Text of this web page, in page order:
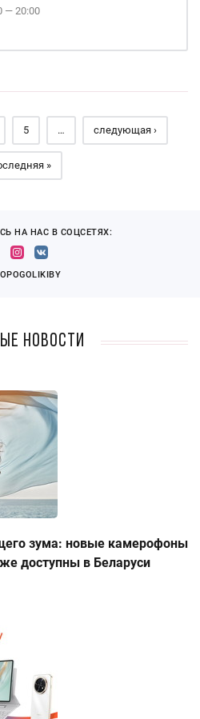
— 20:00
5 … следующая ›
»
НА НАС В СОЦСЕТЯХ:
новости
зума: новые камерофоны
доступны в Беларуси